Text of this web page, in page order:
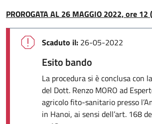
PROROGATA AL 26 MAGGIO 2022, ore
Scaduto il: 26-05-2022
Esito bando
La procedura si è conclusa con
del Dott. Renzo MORO ad
agricolo fito-sanitario presso
in Hanoi, ai sensi dell’art. 168